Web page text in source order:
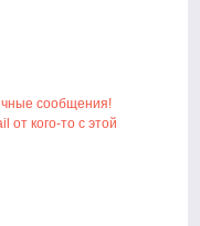
сообщения!
от кого-то с этой